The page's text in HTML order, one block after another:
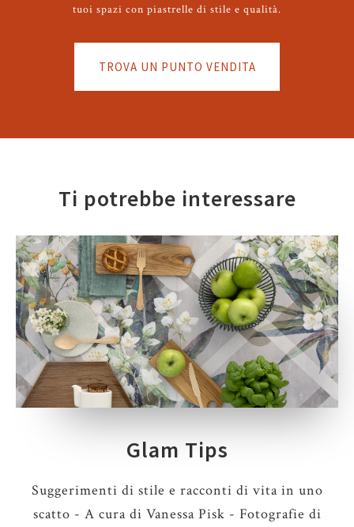
tuoi spazi con piastrelle di stile e qualità.
TROVA UN PUNTO VENDITA
Ti potrebbe interessare
Glam Tips
Suggerimenti di stile e racconti di vita in uno
scatto - A cura di Vanessa Pisk - Fotografie di